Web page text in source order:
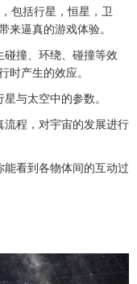
包括行星，恒星，卫
逼真的游戏体验。
撞、环绕、碰撞等效
产生的效应。
与太空中的参数。
程，对宇宙的发展进行
看到各物体间的互动过